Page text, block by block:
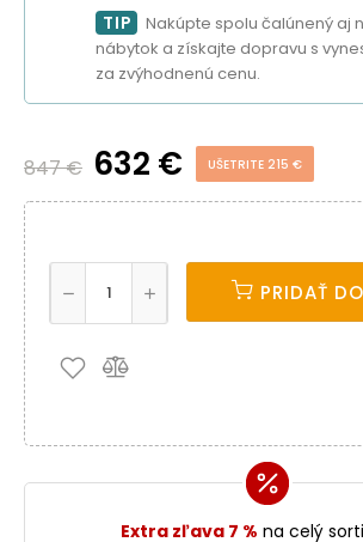
TIP
Nakúpte spolu čalúnený aj
nábytok a získajte dopravu s
za zvýhodnenú cenu.
847 € 632 € UŠETRITE 215 €
PRIDAŤ
Extra zľava 7 % na celý